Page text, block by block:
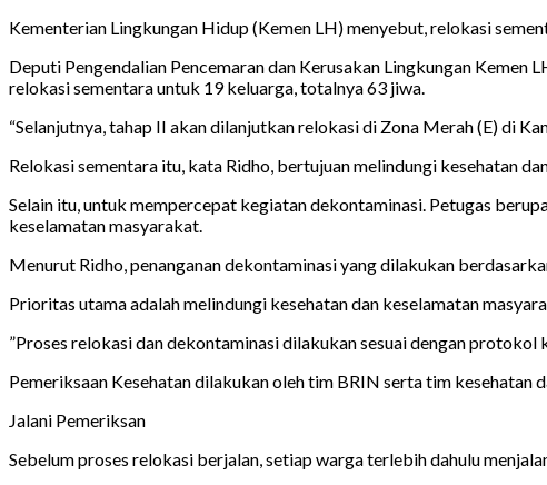
Kementerian Lingkungan Hidup (Kemen LH) menyebut, relokasi
Deputi Pengendalian Pencemaran dan Kerusakan Lingkungan Kemen
relokasi sementara untuk 19 keluarga, totalnya 63 jiwa.
“Selanjutnya, tahap II akan dilanjutkan relokasi di Zona Merah (E) di
Relokasi sementara itu, kata Ridho, bertujuan melindungi kesehatan
Selain itu, untuk mempercepat kegiatan dekontaminasi. Petugas
keselamatan masyarakat.
Menurut Ridho, penanganan dekontaminasi yang dilakukan
Prioritas utama adalah melindungi kesehatan dan keselamatan
”Proses relokasi dan dekontaminasi dilakukan sesuai dengan
Pemeriksaan Kesehatan dilakukan oleh tim BRIN serta tim kesehatan
Jalani Pemeriksan
Sebelum proses relokasi berjalan, setiap warga terlebih dahulu